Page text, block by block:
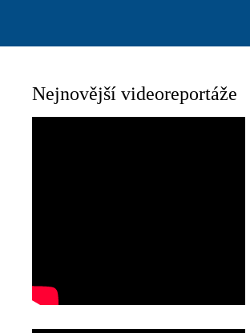
Nejnovější videoreportáže